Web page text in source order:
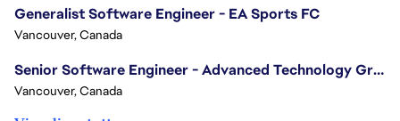
Generalist Software Engineer - EA Sports FC
Vancouver, Canada
Senior Software Engineer - Advanced Technology Group
Vancouver, Canada